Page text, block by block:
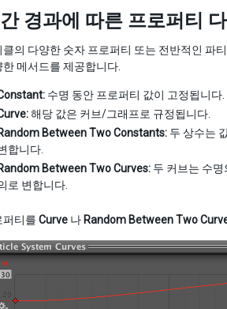
경과에 따른 프로퍼티
클의 다양한 숫자 프로퍼티 또는 전반적인 파
한 메서드를 제공합니다.
수명 동안 프로퍼티 값이 고정됩니다.
해당 값은 커브/그래프로 규정됩니다.
Between Two Constants: 두 상수는
합니다.
Between Two Curves: 두 커브는 수
로 변합니다.
퍼티를 Curve 나 Random Between Two